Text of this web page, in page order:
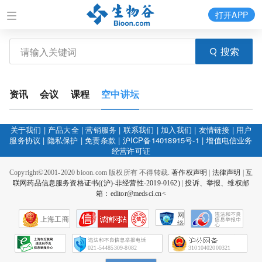
搜索
打开APP
资讯 会议 课程 空中讲坛
关于我们 | 产品大全|营销服务 | 联系我们 | 加入我们 | 友情链接 | 用户
服务协议 | 隐私保护 |免责条款 | 沪ICP备14018915号-1 |增值电信业务
经营许可证
Copyright©2001-2020 bioon.com 版权所有 不得转载.著作权声明 法律声明
互
联网药品信息服务资格证书((沪)-非经营性-2019-0162)|投诉、举报、维权邮
箱：editor@medsci.cn<
上海工商
网
络
会
征
021-54485309-8082 31010402000321